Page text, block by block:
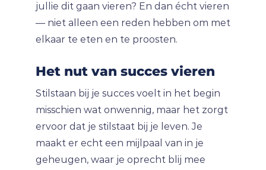
jullie dit gaan vieren? En dan écht vieren
— niet alleen een reden hebben om met
elkaar te eten en te proosten.
Het nut van succes vieren
Stilstaan bij je succes voelt in het begin
misschien wat onwennig, maar het zorgt
ervoor dat je stilstaat bij je leven. Je
maakt er echt een mijlpaal van in je
geheugen, waar je oprecht blij mee